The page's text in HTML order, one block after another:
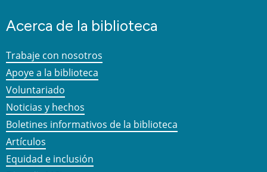
Acerca de la biblioteca
Trabaje con nosotros
Apoye a la biblioteca
Voluntariado
Noticias y hechos
Boletines informativos de la biblioteca
Artículos
Equidad e inclusión